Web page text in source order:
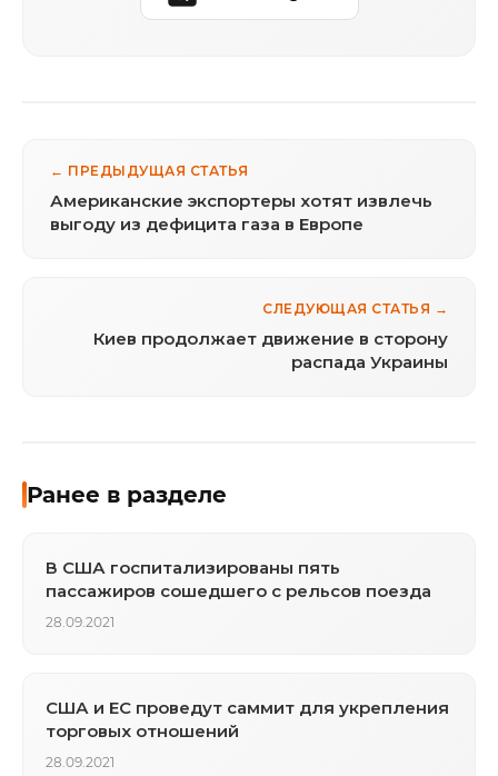
← ПРЕДЫДУЩАЯ СТАТЬЯ
Американские экспортеры хотят извлечь
выгоду из дефицита газа в Европе
СЛЕДУЮЩАЯ СТАТЬЯ →
Киев продолжает движение в сторону
распада Украины
Ранее в разделе
В США госпитализированы пять
пассажиров сошедшего с рельсов поезда
28.09.2021
США и ЕС проведут саммит для укрепления
торговых отношений
28.09.2021